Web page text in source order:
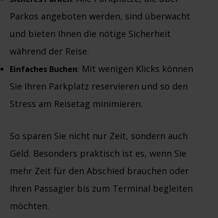
Parkos angeboten werden, sind überwacht
und bieten Ihnen die nötige Sicherheit
während der Reise.
Einfaches Buchen: Mit wenigen Klicks können
Sie Ihren Parkplatz reservieren und so den
Stress am Reisetag minimieren.
So sparen Sie nicht nur Zeit, sondern auch
Geld. Besonders praktisch ist es, wenn Sie
mehr Zeit für den Abschied brauchen oder
Ihren Passagier bis zum Terminal begleiten
möchten.